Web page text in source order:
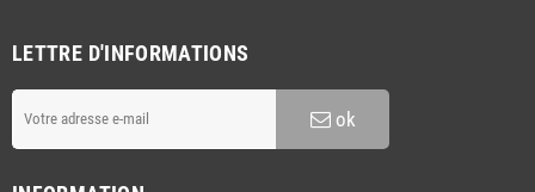
LETTRE D'INFORMATIONS
ok